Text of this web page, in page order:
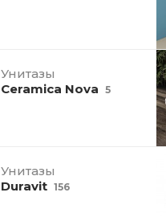
Унитазы
Ceramica Nova 5
Унитазы
Duravit 156